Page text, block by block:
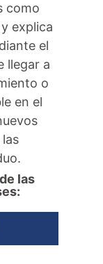
como
explica
el
llegar a
o
en el
las